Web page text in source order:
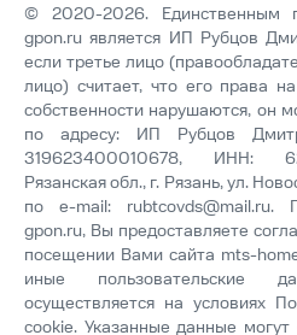
© 2020-2026. Единственным
gpon.ru является ИП Рубцов
если третье лицо
лицо) считает, что его права
собственности нарушаются, он
по адресу: ИП Рубцов
319623400010678, ИНН:
Рязанская обл., г. Рязань, ул.
по e-mail: rubtcovds@mail.ru.
gpon.ru, Вы предоставляете
посещении Вами сайта mts-
иные пользовательские
осуществляется на условиях
cookie. Указанные данные